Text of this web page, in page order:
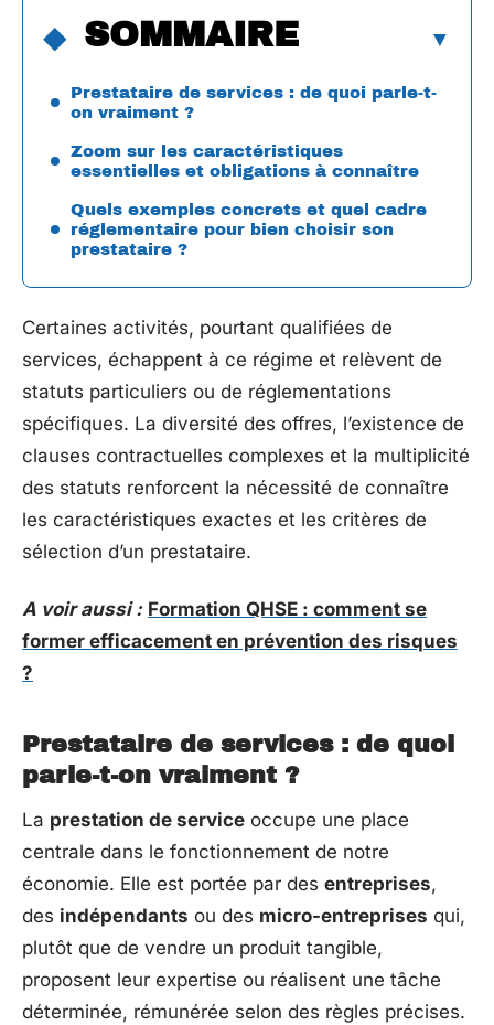
SOMMAIRE
Prestataire de services : de quoi parle-t-
on vraiment ?
Zoom sur les caractéristiques
essentielles et obligations à connaître
Quels exemples concrets et quel cadre
réglementaire pour bien choisir son
prestataire ?
Certaines activités, pourtant qualifiées de
services, échappent à ce régime et relèvent de
statuts particuliers ou de réglementations
spécifiques. La diversité des offres, l’existence de
clauses contractuelles complexes et la multiplicité
des statuts renforcent la nécessité de connaître
les caractéristiques exactes et les critères de
sélection d’un prestataire.
A voir aussi : Formation QHSE : comment se
former efficacement en prévention des risques
?
Prestataire de services : de quoi
parle-t-on vraiment ?
La prestation de service occupe une place
centrale dans le fonctionnement de notre
économie. Elle est portée par des entreprises,
des indépendants ou des micro-entreprises qui,
plutôt que de vendre un produit tangible,
proposent leur expertise ou réalisent une tâche
déterminée, rémunérée selon des règles précises.